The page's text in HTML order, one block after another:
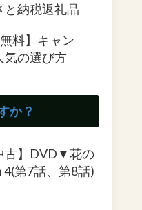
と納税返礼品
料】キャン
気の選び方
か？
古】DVD▼花の
4(第7話、第8話)